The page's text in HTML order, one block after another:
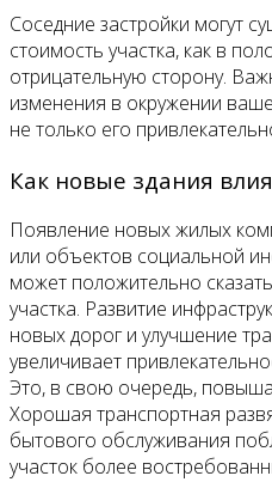
Соседние застройки могут
стоимость участка, как в
отрицательную сторону.
изменения в окружении
не только его
Как новые здания
Появление новых жилых
или объектов социальной
может положительно
участка. Развитие
новых дорог и улучшение
увеличивает
Это, в свою очередь,
Хорошая транспортная
бытового обслуживания
участок более